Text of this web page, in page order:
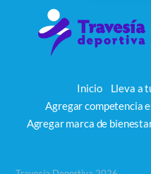
Inicio
Lleva a
Agregar competencia
Agregar marca de